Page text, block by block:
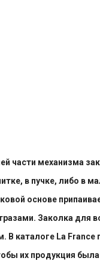
части механизма
в пучке, либо в
основе
Заколка для
В каталоге La
их продукция